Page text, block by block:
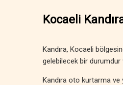
Kocaeli
Kandıra, Kocaeli
gelebilecek bir durumdur
Kandıra oto kurtarma ve